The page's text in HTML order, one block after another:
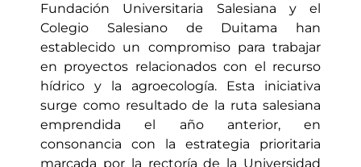
Fundación Universitaria Salesiana y el
Colegio Salesiano de Duitama han
establecido un compromiso para trabajar
en proyectos relacionados con el recurso
hídrico y la agroecología. Esta iniciativa
surge como resultado de la ruta salesiana
emprendida el año anterior, en
consonancia con la estrategia prioritaria
marcada por la rectoría de la Universidad